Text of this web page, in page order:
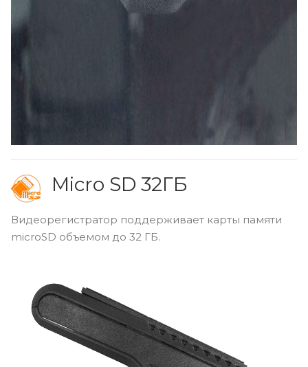
Micro SD 32ГБ
Видеорегистратор поддерживает карты памяти
microSD объемом до 32 ГБ.